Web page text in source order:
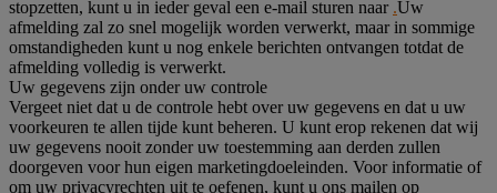
stopzetten, kunt u in ieder geval een e-mail sturen naar .Uw
afmelding zal zo snel mogelijk worden verwerkt, maar in sommige
omstandigheden kunt u nog enkele berichten ontvangen totdat de
afmelding volledig is verwerkt.
Uw gegevens zijn onder uw controle
Vergeet niet dat u de controle hebt over uw gegevens en dat u uw
voorkeuren te allen tijde kunt beheren. U kunt erop rekenen dat wij
uw gegevens nooit zonder uw toestemming aan derden zullen
doorgeven voor hun eigen marketingdoeleinden. Voor informatie of
om uw privacyrechten uit te oefenen, kunt u ons mailen op